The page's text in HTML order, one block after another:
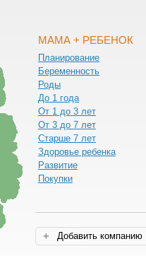
МАМА + РЕБЕНОК
Планирование
Беременность
Роды
До 1 года
От 1 до 3 лет
От 3 до 7 лет
Старше 7 лет
Здоровье ребенка
Развитие
Покупки
Добавить компанию